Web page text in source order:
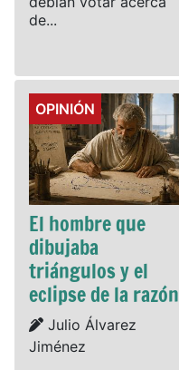
de...
Details
OPINIÓN
El hombre que
dibujaba
triángulos y el
eclipse de la razón
Details
Julio Álvarez
Jiménez